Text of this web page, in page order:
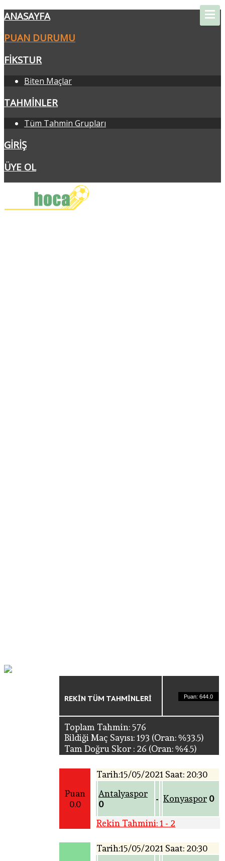
ANASAYFA
PUAN DURUMU
FIKSTUR
Biten Maçlar
TAHMINLER
Tüm Tahmin Grupları
GIRIŞ
ÜYE OL
REKIN TÜM TAHMINLERI Puan: 644.0
Toplam Tahmin: 576
Bildiği Maç Sayısı: 193 (Oran: %33.5)
Tam Doğru Skor : 26 (Oran: %4.5)
Puan
0.0
Tarih:15/05/2021 Saat: 20:30
Antalyaspor
0
- Konyaspor 0
Rekin Tahmini: 1 - 2
Tarih:15/05/2021 Saat: 20:30